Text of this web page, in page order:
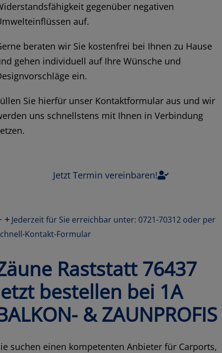
gegenüber negativen
auf.
beraten wir Sie kostenfrei bei Ihnen zu Hause
gehen individuell auf Ihre Wünsche und
ein.
Sie hierfür unser Kontaktformular aus und wir
uns schnellstens mit Ihnen in Verbindung
Jetzt Termin vereinbaren!
Jederzeit für Sie erreichbar unter: 0721-70312 oder per
Kontakt-Formular
Raststatt 76437
bestellen bei 1A
& ZAUNPROFIS
suchen einen kompetenten Anbieter für Carports,